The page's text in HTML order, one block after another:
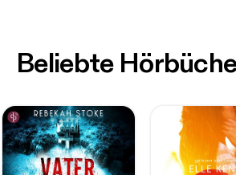
Beliebte